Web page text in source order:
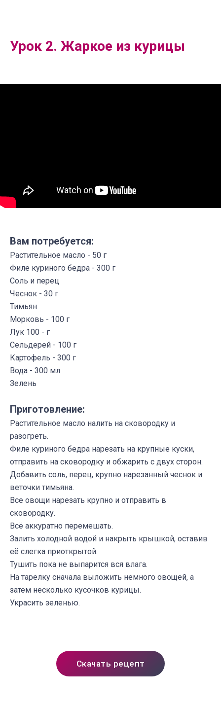
Урок 2. Жаркое из курицы
Вам потребуется:
Растительное масло - 50 г
Филе куриного бедра - 300 г
Соль и перец
Чеснок - 30 г
Тимьян
Морковь - 100 г
Лук 100 - г
Сельдерей - 100 г
Картофель - 300 г
Вода - 300 мл
Зелень
Приготовление:
Растительное масло налить на сковородку и
разогреть.
Филе куриного бедра нарезать на крупные куски,
отправить на сковородку и обжарить с двух сторон.
Добавить соль, перец, крупно нарезанный чеснок и
веточки тимьяна.
Все овощи нарезать крупно и отправить в
сковородку.
Всё аккуратно перемешать.
Залить холодной водой и накрыть крышкой, оставив
её слегка приоткрытой.
Тушить пока не выпарится вся влага.
На тарелку сначала выложить немного овощей, а
затем несколько кусочков курицы.
Украсить зеленью.
Скачать рецепт